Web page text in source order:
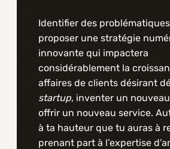
Identifier des
proposer une stratégie
innovante qui impactera
considérablement la
affaires de clients désirant
startup, inventer un
offrir un nouveau service.
à ta hauteur que tu auras à
prenant part à l’expertise